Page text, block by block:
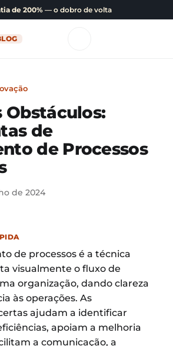
de 200% — o dobro de volta
Obstáculos:
de
de Processos
de 2024
de processos é a técnica
visualmente o fluxo de
organização, dando clareza
às operações. As
ajudam a identificar
apoiam a melhoria
a comunicação, a